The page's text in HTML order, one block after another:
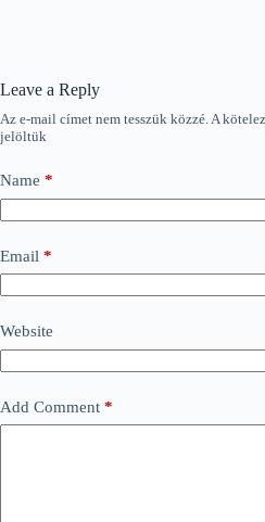
Leave a Reply
Az e-mail címet nem tesszük közzé.A
jelöltük
Name *
Email *
Website
Add Comment *